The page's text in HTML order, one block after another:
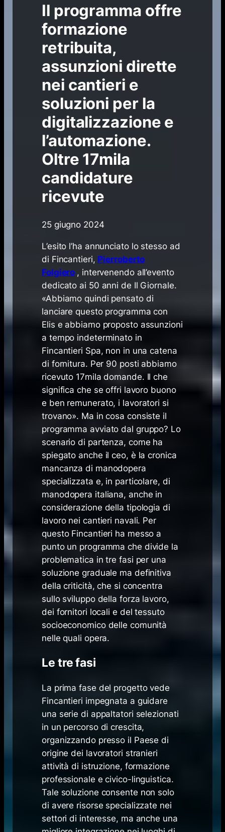
Il programma offre
formazione
retribuita,
assunzioni dirette
nei cantieri e
soluzioni per la
digitalizzazione e
l’automazione.
Oltre 17mila
candidature
ricevute
25 giugno 2024
L’esito l’ha annunciato lo stesso ad
di Fincantieri, Pierroberto
Folgiero , intervenendo all’evento
dedicato ai 50 anni de Il Giornale.
«Abbiamo quindi pensato di
lanciare questo programma con
Elis e abbiamo proposto assunzioni
a tempo indeterminato in
Fincantieri Spa, non in una catena
di fornitura. Per 90 posti abbiamo
ricevuto 17mila domande. Il che
significa che se offri lavoro buono
e ben remunerato, i lavoratori si
trovano». Ma in cosa consiste il
programma avviato dal gruppo? Lo
scenario di partenza, come ha
spiegato anche il ceo, è la cronica
mancanza di manodopera
specializzata e, in particolare, di
manodopera italiana, anche in
considerazione della tipologia di
lavoro nei cantieri navali. Per
questo Fincantieri ha messo a
punto un programma che divide la
problematica in tre fasi per una
soluzione graduale ma definitiva
della criticità, che si concentra
sullo sviluppo della forza lavoro,
dei fornitori locali e del tessuto
socioeconomico delle comunità
nelle quali opera.
Le tre fasi
La prima fase del progetto vede
Fincantieri impegnata a guidare
una serie di appaltatori selezionati
in un percorso di crescita,
organizzando presso il Paese di
origine dei lavoratori stranieri
attività di istruzione, formazione
professionale e civico-linguistica.
Tale soluzione consente non solo
di avere risorse specializzate nei
settori di interesse, ma anche una